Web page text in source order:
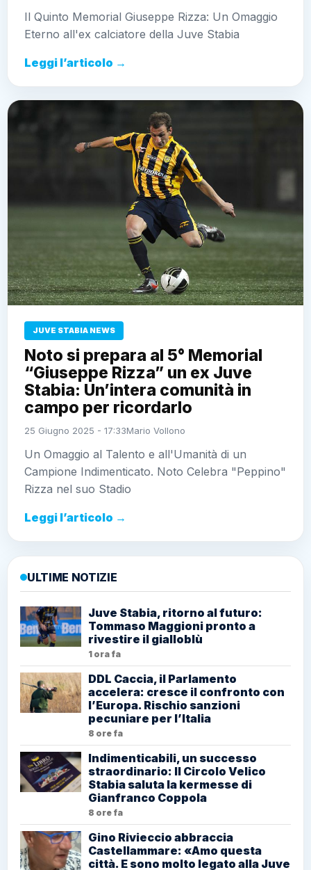
Il Quinto Memorial Giuseppe Rizza: Un Omaggio
Eterno all'ex calciatore della Juve Stabia
Leggi l’articolo →
JUVE STABIA NEWS
Noto si prepara al 5° Memorial
“Giuseppe Rizza” un ex Juve
Stabia: Un’intera comunità in
campo per ricordarlo
25 Giugno 2025 - 17:33Mario Vollono
Un Omaggio al Talento e all'Umanità di un
Campione Indimenticato. Noto Celebra "Peppino"
Rizza nel suo Stadio
Leggi l’articolo →
ULTIME NOTIZIE
Juve Stabia, ritorno al futuro:
Tommaso Maggioni pronto a
rivestire il gialloblù
1 ora fa
DDL Caccia, il Parlamento
accelera: cresce il confronto con
l’Europa. Rischio sanzioni
pecuniare per l’Italia
8 ore fa
Indimenticabili, un successo
straordinario: Il Circolo Velico
Stabia saluta la kermesse di
Gianfranco Coppola
8 ore fa
Gino Rivieccio abbraccia
Castellammare: «Amo questa
città. E sono molto legato alla Juve